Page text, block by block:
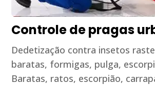
Controle de pragas
Dedetização contra insetos
baratas, formigas, pulga,
Baratas, ratos, escorpião,